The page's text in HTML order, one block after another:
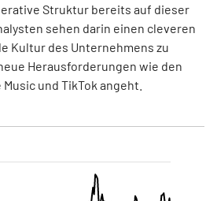
Struktur bereits auf dieser
sehen darin einen cleveren
Kultur des Unternehmens zu
Herausforderungen wie den
und TikTok angeht.